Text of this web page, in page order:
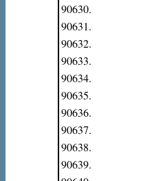
90630.
90631.
90632.
90633.
90634.
90635.
90636.
90637.
90638.
90639.